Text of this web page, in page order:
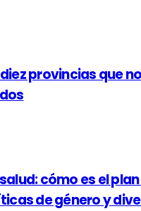
provincias que
cómo es el
de género y